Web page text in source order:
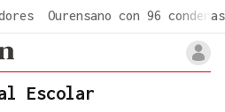
Ourensano con 96 condenas
Escolar